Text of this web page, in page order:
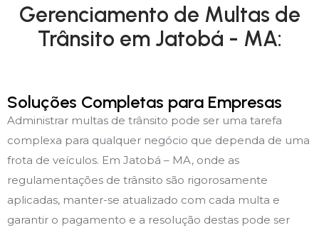
Gerenciamento de Multas de
Trânsito em Jatobá - MA:
Soluções Completas para Empresas
Administrar multas de trânsito pode ser uma tarefa
complexa para qualquer negócio que dependa de uma
frota de veículos. Em Jatobá – MA, onde as
regulamentações de trânsito são rigorosamente
aplicadas, manter-se atualizado com cada multa e
garantir o pagamento e a resolução destas pode ser